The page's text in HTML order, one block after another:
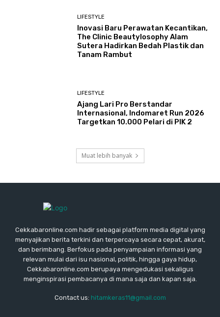
LIFESTYLE
Inovasi Baru Perawatan Kecantikan,
The Clinic Beautylosophy Alam
Sutera Hadirkan Bedah Plastik dan
Tanam Rambut
LIFESTYLE
Ajang Lari Pro Berstandar
Internasional, Indomaret Run 2026
Targetkan 10.000 Pelari di PIK 2
Muat lebih banyak
Cekkabaronline.com hadir sebagai platform media digital yang
menyajikan berita terkini dan terpercaya secara cepat, akurat,
dan berimbang. Berfokus pada penyampaian informasi yang
relevan mulai dari isu nasional, politik, hingga gaya hidup,
Cekkabaronline.com berupaya mengedukasi sekaligus
menginspirasi pembacanya di mana saja dan kapan saja.
Contact us: hitamkeras11@gmail.com